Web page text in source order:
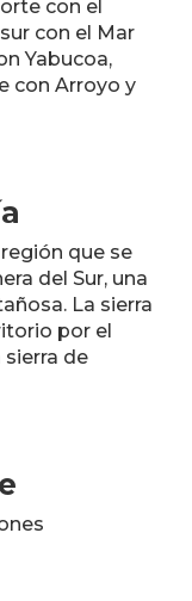
con el
con el Mar
Yabucoa,
con Arroyo y
que se
del Sur, una
La sierra
por el
de